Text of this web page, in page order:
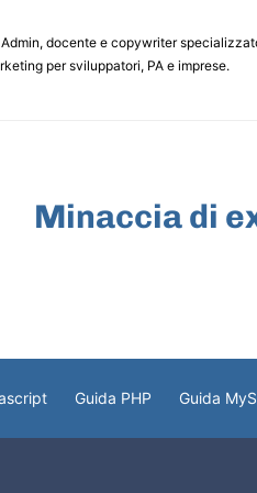
docente e copywriter
per sviluppatori, PA e imprese.
Minaccia di
Guida PHP Guida